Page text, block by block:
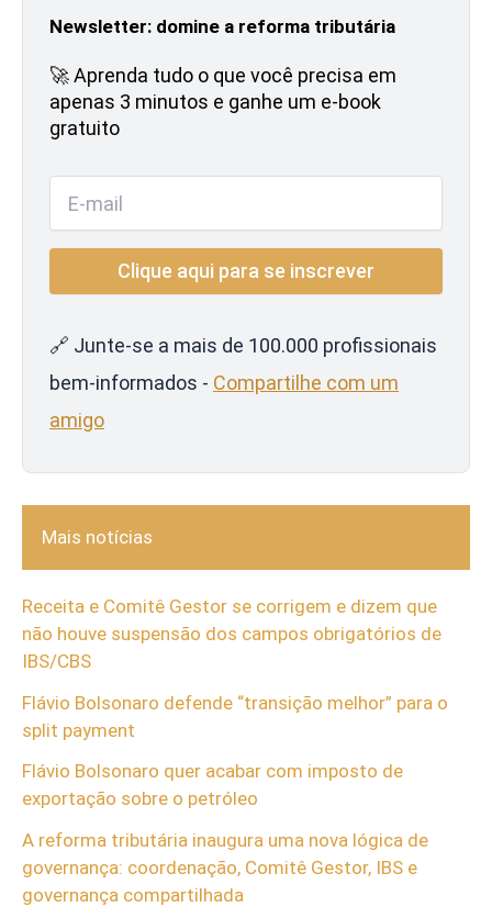
Newsletter: domine a reforma tributária
🚀 Aprenda tudo o que você precisa em
apenas 3 minutos e ganhe um e-book
gratuito
🔗 Junte-se a mais de 100.000 profissionais
bem-informados - Compartilhe com um
amigo
Mais notícias
Receita e Comitê Gestor se corrigem e dizem que
não houve suspensão dos campos obrigatórios de
IBS/CBS
Flávio Bolsonaro defende “transição melhor” para o
split payment
Flávio Bolsonaro quer acabar com imposto de
exportação sobre o petróleo
A reforma tributária inaugura uma nova lógica de
governança: coordenação, Comitê Gestor, IBS e
governança compartilhada